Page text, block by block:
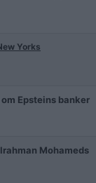
Yorks
Epsteins banker
Mohameds